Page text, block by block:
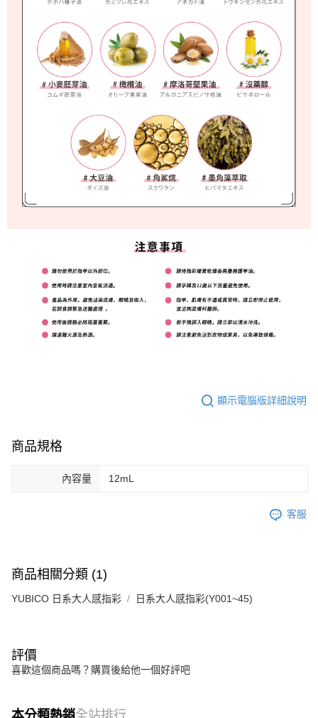
顯示電腦版詳細說明
商品規格
內容量 12mL
客服
商品相關分類 (1)
YUBICO 日系大人感指彩 日系大人感指彩(Y001~45)
評價
喜歡這個商品嗎？購買後給他一個好評吧